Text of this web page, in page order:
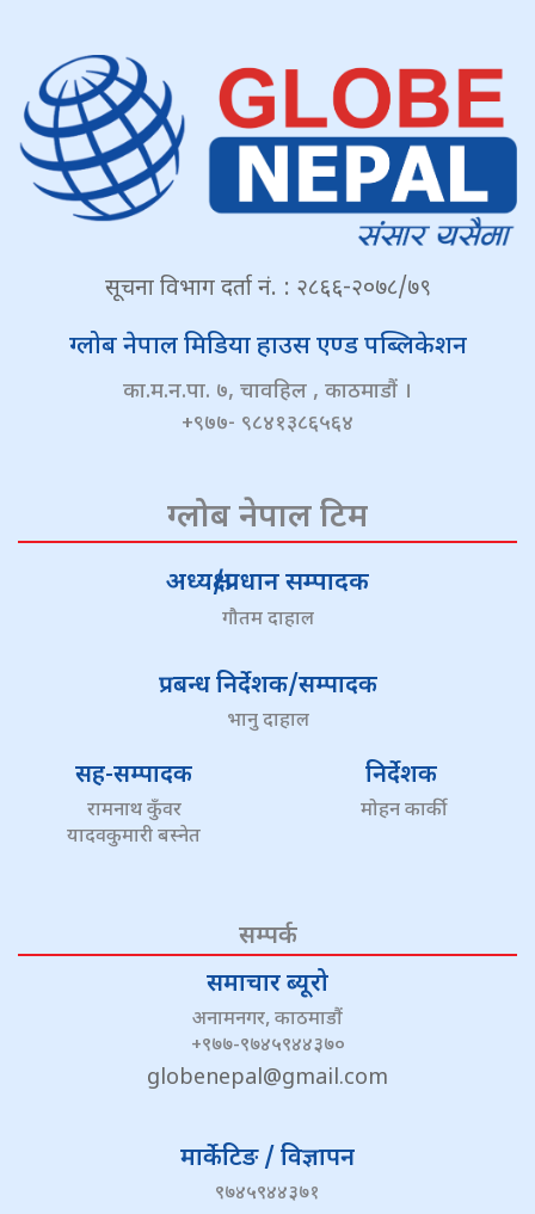
सूचना विभाग दर्ता नं. : २८६६-२०७८/७९
ग्लोब नेपाल मिडिया हाउस एण्ड पब्लिकेशन
का.म.न.पा. ७, चावहिल , काठमाडौं ।
+९७७- ९८४१३८६५६४
ग्लोब नेपाल टिम
अध्यक्ष/प्रधान सम्पादक
गौतम दाहाल
प्रबन्ध निर्देशक/सम्पादक
भानु दाहाल
सह-सम्पादक
रामनाथ कुँवर
यादवकुमारी बस्नेत
निर्देशक
मोहन कार्की
सम्पर्क
समाचार ब्यूरो
अनामनगर, काठमाडौं
+९७७-९७४५९४४३७०
globenepal@gmail.com
मार्केटिङ / विज्ञापन
९७४५९४४३७१